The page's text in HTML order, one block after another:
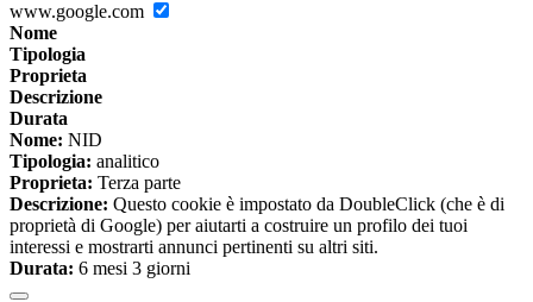
www.google.com
Nome
Tipologia
Proprieta
Descrizione
Durata
Nome: NID
Tipologia: analitico
Proprieta: Terza parte
Descrizione: Questo cookie è impostato da DoubleClick (che è di
proprietà di Google) per aiutarti a costruire un profilo dei tuoi
interessi e mostrarti annunci pertinenti su altri siti.
Durata: 6 mesi 3 giorni